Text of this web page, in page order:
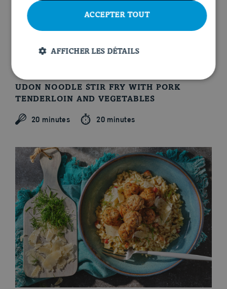
UDON NOODLE STIR FRY WITH PORK
TENDERLOIN AND VEGETABLES
20 minutes 20 minutes
ACCEPTER TOUT
AFFICHER LES DÉTAILS